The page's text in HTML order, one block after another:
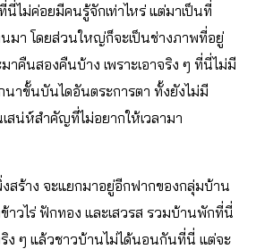
ไม่ค่อยมีคนรู้จักเท่าไหร่ แต่มาเป็นที่
มา โดยส่วนใหญ่ก็จะเป็นช่างภาพที่อยู่
าคืนสองคืนบ้าง เพราะเอาจริง ๆ ที่นี่ไม่มี
นาขั้นบันไดอันตระการตา ทั้งยังไม่มี
สน่ห์สำคัญที่ไม่อยากให้เวลามา
สร้าง จะแยกมาอยู่อีกฟากของกลุ่มบ้าน
วไร่ ฟักทอง และเสวรส รวมบ้านพักที่นี่
ง ๆ แล้วชาวบ้านไม่ได้นอนกันที่นี่ แต่จะ